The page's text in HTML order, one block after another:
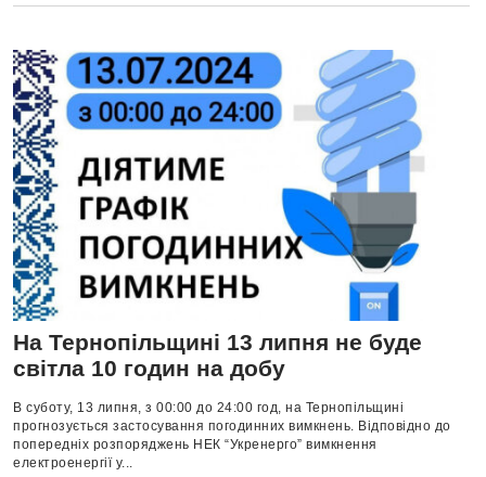
На Тернопільщині 13 липня не буде
світла 10 годин на добу
В суботу, 13 липня, з 00:00 до 24:00 год, на Тернопільщині
прогнозується застосування погодинних вимкнень. Відповідно до
попередніх розпоряджень НЕК “Укренерго” вимкнення
електроенергії у...